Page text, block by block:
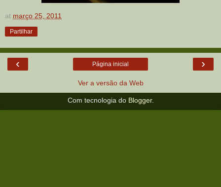
at março 25, 2011
Partilhar
‹ ›
Página inicial
Ver a versão da Web
Com tecnologia do Blogger.